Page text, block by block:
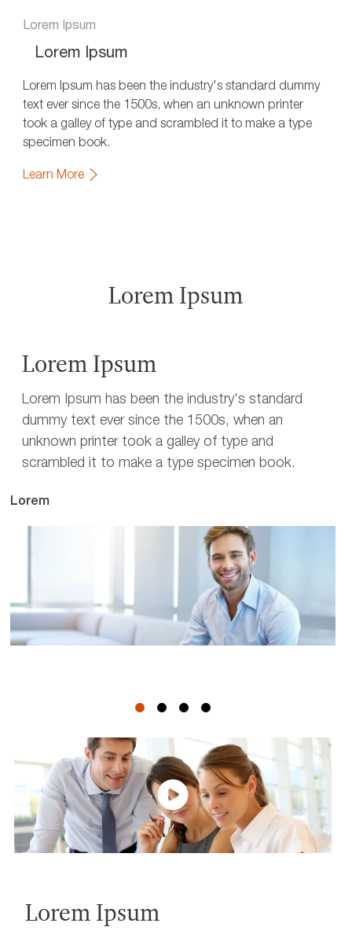
Lorem Ipsum
Lorem Ipsum
Lorem Ipsum has been the industry's standard dummy
text ever since the 1500s, when an unknown printer
took a galley of type and scrambled it to make a type
specimen book.
Learn More
Lorem Ipsum
Lorem Ipsum
Lorem Ipsum has been the industry's standard
dummy text ever since the 1500s, when an
unknown printer took a galley of type and
scrambled it to make a type specimen book.
Lorem
Lorem Ipsum